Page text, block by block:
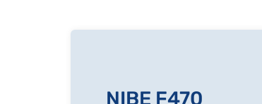
NIBE F470